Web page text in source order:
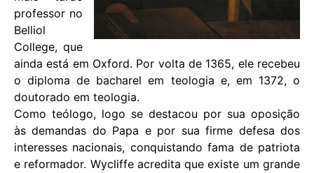
professor no
Belliol
College, que
ainda está em Oxford. Por volta de 1365, ele recebeu
o diploma de bacharel em teologia e, em 1372, o
doutorado em teologia.
Como teólogo, logo se destacou por sua oposição
às demandas do Papa e por sua firme defesa dos
interesses nacionais, conquistando fama de patriota
e reformador. Wycliffe acredita que existe um grande